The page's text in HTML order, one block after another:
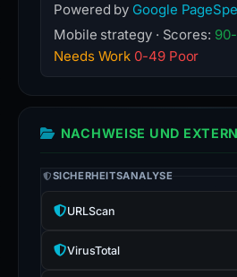
Powered by Google
Mobile strategy · Scores:
Needs Work 0-49 Poor
NACHWEISE UND
SICHERHEITSANALYSE
URLScan
VirusTotal